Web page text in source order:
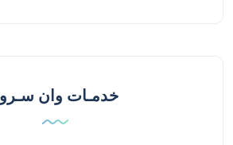
خدمـات وان سـرور